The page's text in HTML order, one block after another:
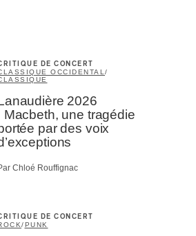
DE CONCERT
OCCIDENTAL/
2026
| Macbeth, une tragédie
par des voix
Chloé Rouffignac
DE CONCERT
/PUNK